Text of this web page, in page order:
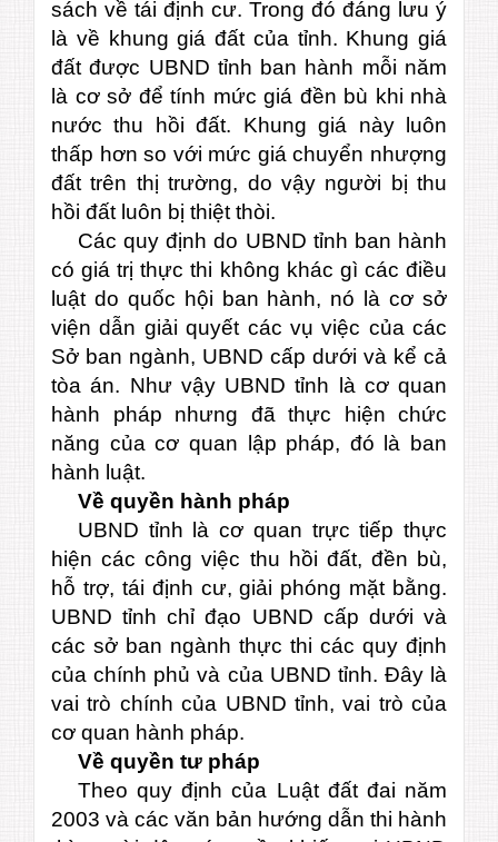
sách về tái định cư. Trong đó đáng lưu ý
là về khung giá đất của tỉnh. Khung giá
đất được UBND tỉnh ban hành mỗi năm
là cơ sở để tính mức giá đền bù khi nhà
nước thu hồi đất. Khung giá này luôn
thấp hơn so với mức giá chuyển nhượng
đất trên thị trường, do vậy người bị thu
hồi đất luôn bị thiệt thòi.
Các quy định do UBND tỉnh ban hành
có giá trị thực thi không khác gì các điều
luật do quốc hội ban hành, nó là cơ sở
viện dẫn giải quyết các vụ việc của các
Sở ban ngành, UBND cấp dưới và kể cả
tòa án. Như vậy UBND tỉnh là cơ quan
hành pháp nhưng đã thực hiện chức
năng của cơ quan lập pháp, đó là ban
hành luật.
Về quyền hành pháp
UBND tỉnh là cơ quan trực tiếp thực
hiện các công việc thu hồi đất, đền bù,
hỗ trợ, tái định cư, giải phóng mặt bằng.
UBND tỉnh chỉ đạo UBND cấp dưới và
các sở ban ngành thực thi các quy định
của chính phủ và của UBND tỉnh. Đây là
vai trò chính của UBND tỉnh, vai trò của
cơ quan hành pháp.
Về quyền tư pháp
Theo quy định của Luật đất đai năm
2003 và các văn bản hướng dẫn thi hành